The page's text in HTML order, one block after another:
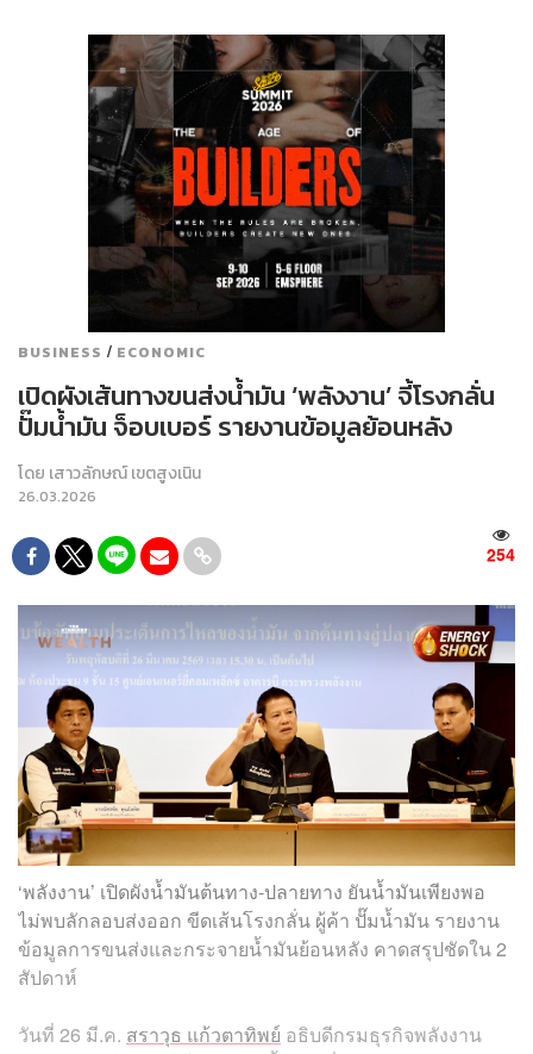
BUSINESS / ECONOMIC
เปิดผังเส้นทางขนส่งน้ำมัน ‘พลังงาน’ จี้โรงกลั่น
ปั๊มน้ำมัน จ็อบเบอร์ รายงานข้อมูลย้อนหลัง
โดย เสาวลักษณ์ เขตสูงเนิน
26.03.2026
254
‘พลังงาน’ เปิดผังน้ำมันต้นทาง-ปลายทาง ยันน้ำมันเพียงพอ
ไม่พบลักลอบส่งออก ขีดเส้นโรงกลั่น ผู้ค้า ปั๊มน้ำมัน รายงาน
ข้อมูลการขนส่งและกระจายน้ำมันย้อนหลัง คาดสรุปชัดใน 2
สัปดาห์
วันที่ 26 มี.ค. สราวุธ แก้วตาทิพย์ อธิบดีกรมธุรกิจพลังงาน